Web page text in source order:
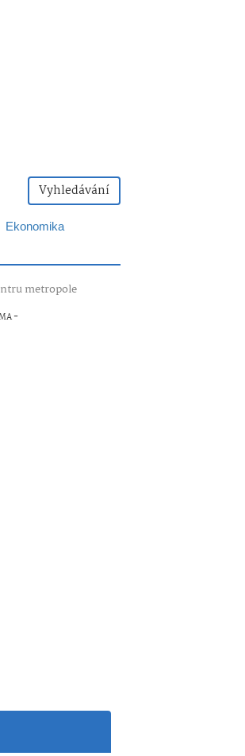
Vyhledávání
Ekonomika
metropole